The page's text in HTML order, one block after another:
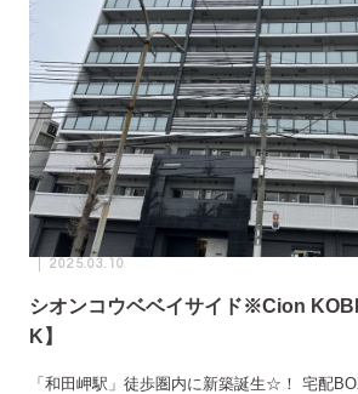
2025.03.10
シオンコウベベイサイド※Cion
K】
「和田岬駅」徒歩圏内に新築誕生☆！ 宅配